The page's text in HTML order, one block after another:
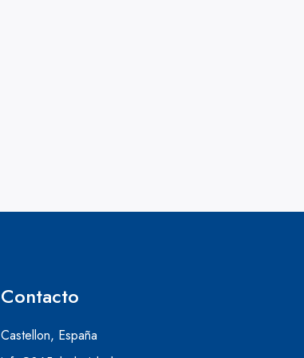
Contacto
Castellon, España